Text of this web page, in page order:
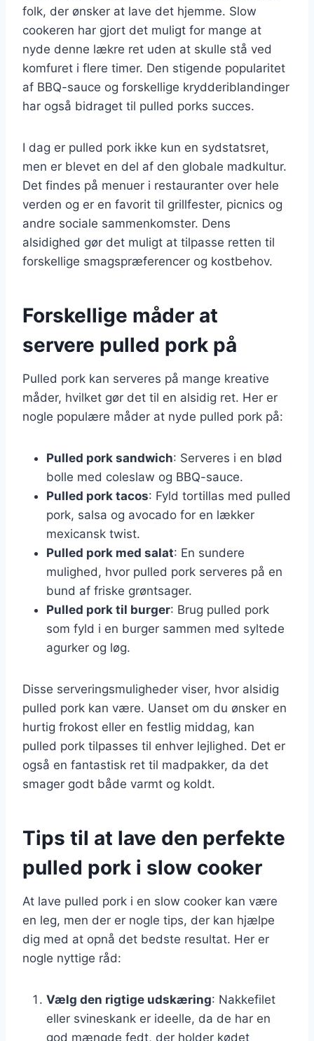
folk, der ønsker at lave det hjemme. Slow
cookeren har gjort det muligt for mange at
nyde denne lækre ret uden at skulle stå ved
komfuret i flere timer. Den stigende popularitet
af BBQ-sauce og forskellige krydderiblandinger
har også bidraget til pulled porks succes.
I dag er pulled pork ikke kun en sydstatsret,
men er blevet en del af den globale madkultur.
Det findes på menuer i restauranter over hele
verden og er en favorit til grillfester, picnics og
andre sociale sammenkomster. Dens
alsidighed gør det muligt at tilpasse retten til
forskellige smagspræferencer og kostbehov.
Forskellige måder at
servere pulled pork på
Pulled pork kan serveres på mange kreative
måder, hvilket gør det til en alsidig ret. Her er
nogle populære måder at nyde pulled pork på:
Pulled pork sandwich: Serveres i en blød
bolle med coleslaw og BBQ-sauce.
Pulled pork tacos: Fyld tortillas med pulled
pork, salsa og avocado for en lækker
mexicansk twist.
Pulled pork med salat: En sundere
mulighed, hvor pulled pork serveres på en
bund af friske grøntsager.
Pulled pork til burger: Brug pulled pork
som fyld i en burger sammen med syltede
agurker og løg.
Disse serveringsmuligheder viser, hvor alsidig
pulled pork kan være. Uanset om du ønsker en
hurtig frokost eller en festlig middag, kan
pulled pork tilpasses til enhver lejlighed. Det er
også en fantastisk ret til madpakker, da det
smager godt både varmt og koldt.
Tips til at lave den perfekte
pulled pork i slow cooker
At lave pulled pork i en slow cooker kan være
en leg, men der er nogle tips, der kan hjælpe
dig med at opnå det bedste resultat. Her er
nogle nyttige råd:
Vælg den rigtige udskæring: Nakkefilet
eller svineskank er ideelle, da de har en
god mængde fedt, der holder kødet